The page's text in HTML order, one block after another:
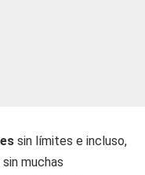
sin límites e incluso,
muchas